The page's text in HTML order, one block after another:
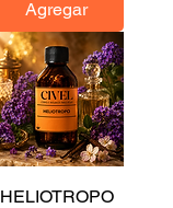
Agregar
HELIOTROPO